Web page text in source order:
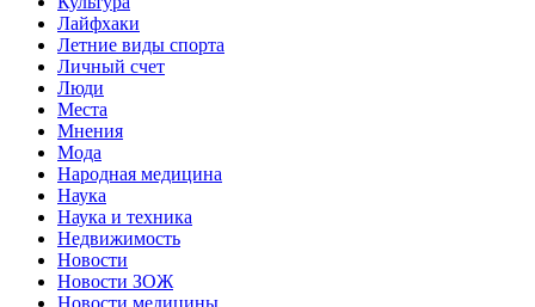
Лайфхаки
Летние виды спорта
Личный счет
Люди
Места
Мнения
Мода
Народная медицина
Наука
Наука и техника
Недвижимость
Новости
Новости ЗОЖ
Новости медицины